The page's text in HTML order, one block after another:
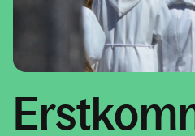
Taufe, Hochzeit,
Firmung
Taufe
Erstkommunion
Firmung